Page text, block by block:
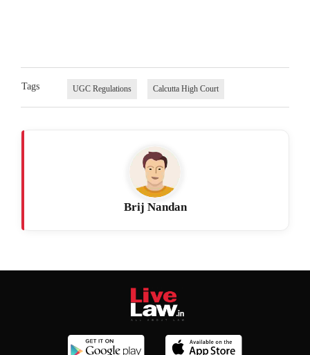
Tags UGC Regulations Calcutta High Court
Brij Nandan